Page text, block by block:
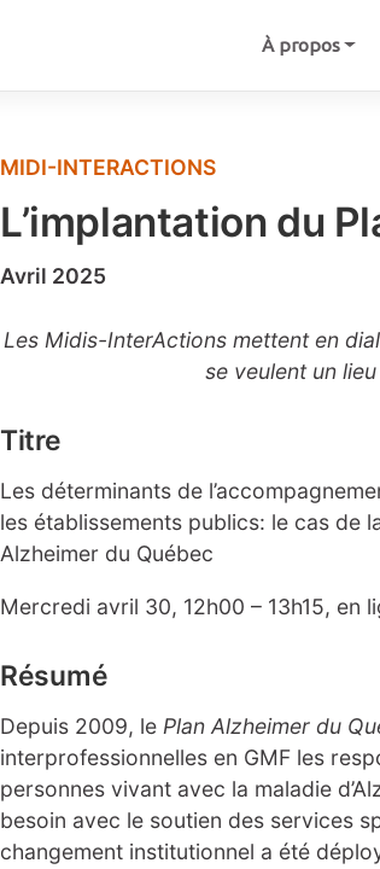
À propos
MIDI-INTERACTIONS
L’implantation du
Avril 2025
Les Midis-InterActions mettent en
se veulent un
Titre
Les déterminants de
les établissements publics: le cas de
Alzheimer du Québec
Mercredi avril 30, 12h00 – 13h15, en
Résumé
Depuis 2009, le Plan Alzheimer du
interprofessionnelles en GMF les
personnes vivant avec la maladie
besoin avec le soutien des services
changement institutionnel a été